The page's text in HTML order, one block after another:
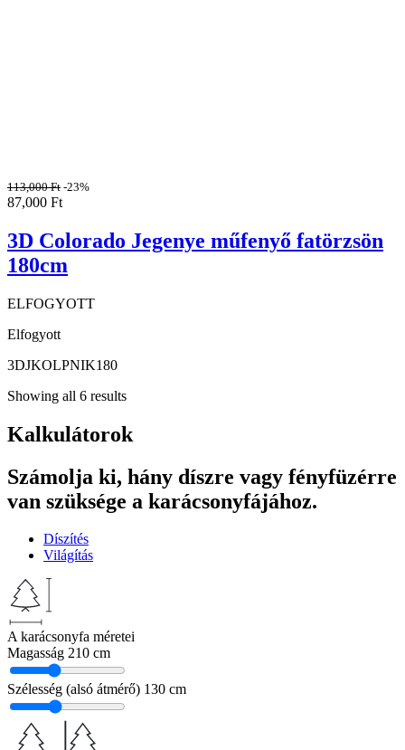
113,000Ft -23%
87,000 Ft
3D Colorado Jegenye műfenyő fatörzsön
180cm
ELFOGYOTT
Elfogyott
3DJKOLPNIK180
Showing all 6 results
Kalkulátorok
Számolja ki, hány díszre vagy fényfüzérre
van szüksége a karácsonyfájához.
Díszítés
Világítás
A karácsonyfa méretei
Magasság 210 cm
Szélesség (alsó átmérő) 130 cm